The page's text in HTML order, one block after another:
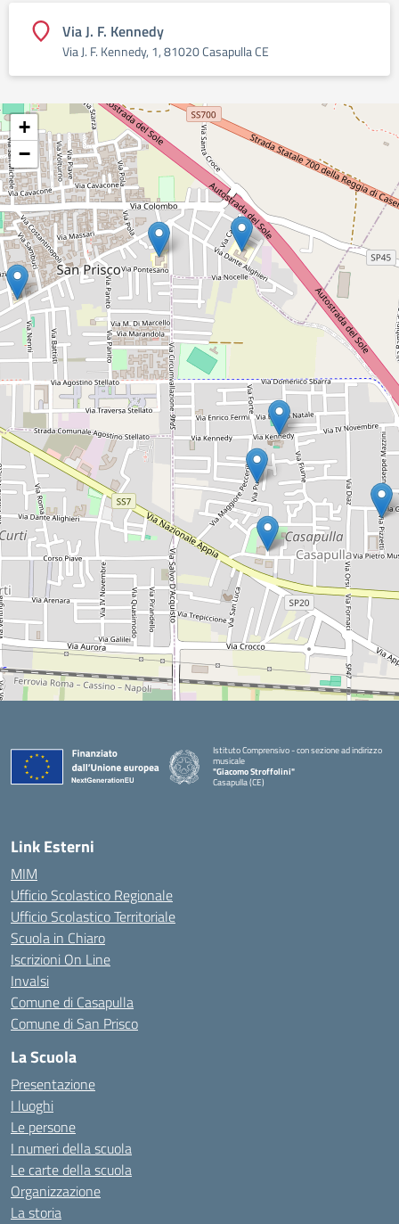
Via J. F. Kennedy
Via J. F. Kennedy, 1, 81020 Casapulla CE
+
−
Istituto Comprensivo - con sezione ad indirizzo
musicale
"Giacomo Stroffolini"
Casapulla (CE)
Link Esterni
MIM
Ufficio Scolastico Regionale
Ufficio Scolastico Territoriale
Scuola in Chiaro
Iscrizioni On Line
Invalsi
Comune di Casapulla
Comune di San Prisco
La Scuola
Presentazione
I luoghi
Le persone
I numeri della scuola
Le carte della scuola
Organizzazione
La storia